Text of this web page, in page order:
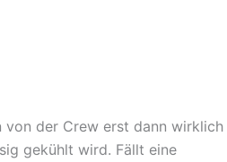
von der Crew erst dann wirklich
gekühlt wird. Fällt eine